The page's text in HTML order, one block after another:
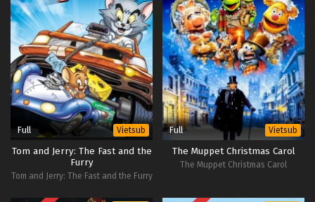
Full Vietsub
Tom and Jerry: The Fast and the
Furry
Tom and Jerry: The Fast and the Furry
Full Vietsub
The Muppet Christmas Carol
The Muppet Christmas Carol